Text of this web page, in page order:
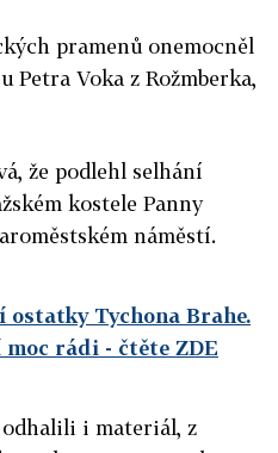
pramenů onemocněl
Petra Voka z Rožmberka,
že podlehl selhání
kostele Panny
náměstí.
ostatky Tychona Brahe.
moc rádi - čtěte ZDE
i materiál, z